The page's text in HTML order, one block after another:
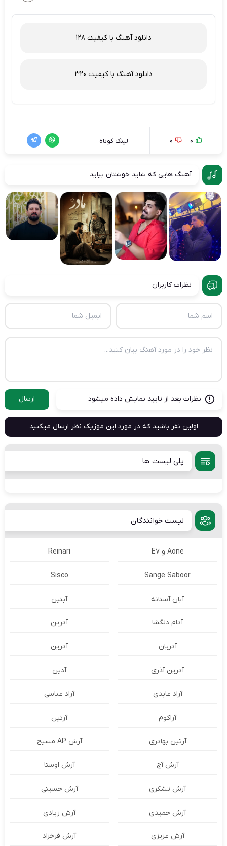
دانلود آهنگ با کیفیت 128
دانلود آهنگ با کیفیت 320
0
0 لینک کوتاه
آهنگ هایی که شاید خوشتان بیاید
نظرات کاربران
نظرات بعد از تایید نمایش داده میشود ارسال
اولین نفر باشید که در مورد این موزیک نظر ارسال میکنید
پلی لیست ها
لیست خوانندگان
Aone و E7 Reinari
Sange Saboor
Sisco
آبان آستانه آبتین
آدام دلگشا آدرين
آدریان آدرین
آدرین آذری آدین
آراد عابدی آراد عباسی
آراکوم آرتین
آرتین بهادری آرش AP مسیح
آرش آج آرش اوستا
آرش تشکری آرش حسینی
آرش حمیدی آرش زیادی
آرش عزیزی آرش فرخزاد